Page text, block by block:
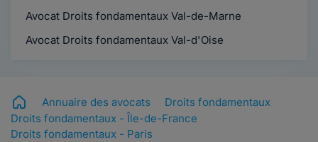
Avocat Droits fondamentaux Val-de-Marne
Avocat Droits fondamentaux Val-d'Oise
Annuaire des avocats
Droits fondamentaux
Droits fondamentaux - Île-de-France
Droits fondamentaux - Paris